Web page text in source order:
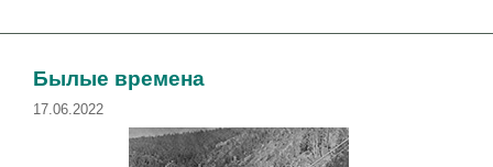
и
и
к
Былые времена
17.06.2022